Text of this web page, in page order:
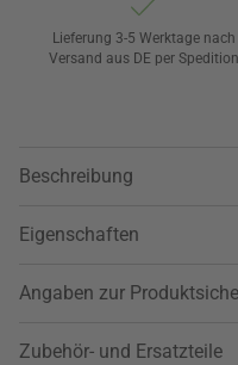
Lieferung 3-5 Werktage nach
Versand aus DE per Spedition
Beschreibung
Eigenschaften
Angaben zur
Zubehör- und Ersatzteile